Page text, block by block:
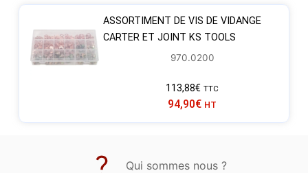
ASSORTIMENT DE VIS DE VIDANGE
CARTER ET JOINT KS TOOLS
970.0200
113,88€ TTC
94,90€ HT
Qui sommes nous ?